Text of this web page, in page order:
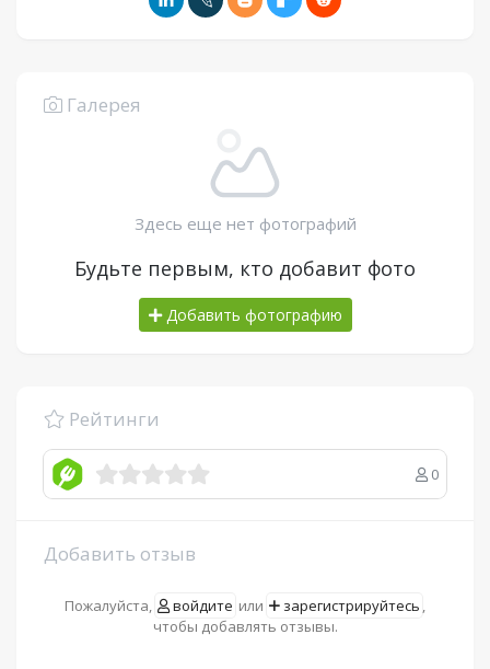
Галерея
Здесь еще нет фотографий
Будьте первым, кто добавит фото
Добавить фотографию
Рейтинги
0
Добавить отзыв
Пожалуйста, войдите или зарегистрируйтесь ,
чтобы добавлять отзывы.